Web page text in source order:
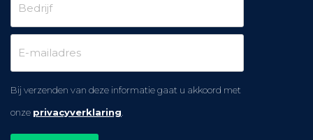
Bij verzenden van deze informatie gaat u akkoord met
onze privacyverklaring